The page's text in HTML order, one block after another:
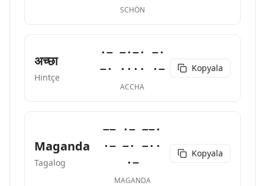
SCHÖN
अच्छा
Hintçe
·− −·−· −·
−· ···· ·−
ACCHA
Kopyala
Maganda
Tagalog
−− ·− −−·
·− −· −··
·−
MAGANDA
Kopyala